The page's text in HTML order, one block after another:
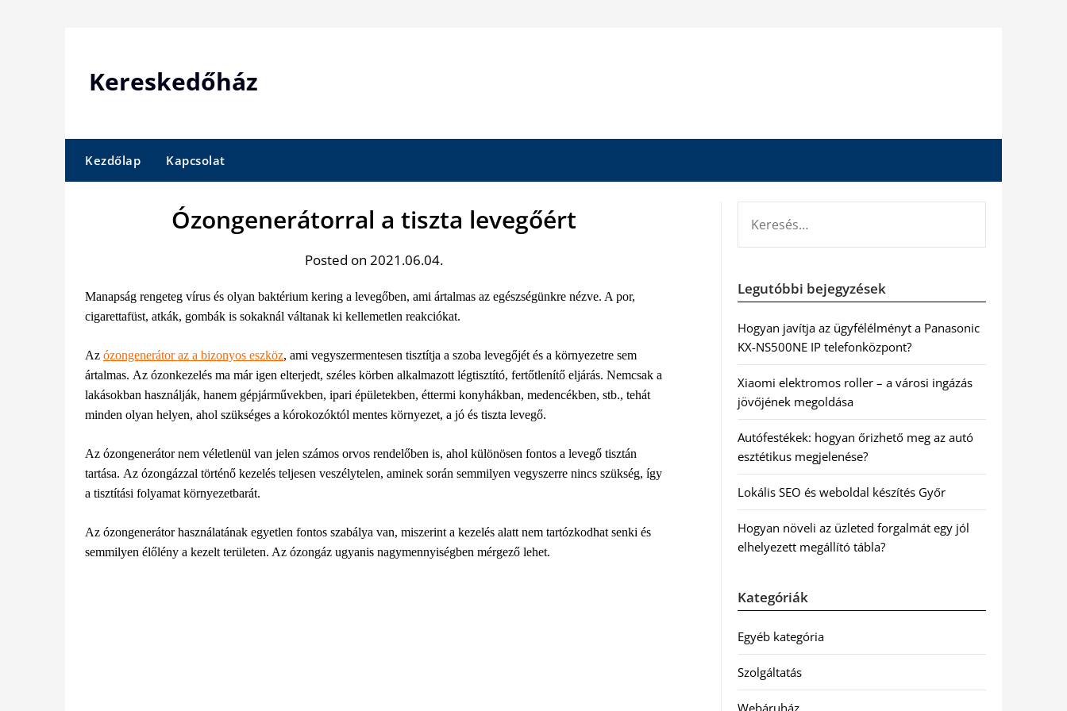
Kereskedőház
Kezdőlap Kapcsolat
Ózongenerátorral a tiszta levegőért
Posted on 2021.06.04.
Manapság rengeteg vírus és olyan baktérium kering a levegőben, ami ártalmas az egészségünkre nézve. A por,
cigarettafüst, atkák, gombák is sokaknál váltanak ki kellemetlen reakciókat.
Az ózongenerátor az a bizonyos eszköz, ami vegyszermentesen tisztítja a szoba levegőjét és a környezetre sem
ártalmas. Az ózonkezelés ma már igen elterjedt, széles körben alkalmazott légtisztító, fertőtlenítő eljárás. Nemcsak a
lakásokban használják, hanem gépjárművekben, ipari épületekben, éttermi konyhákban, medencékben, stb., tehát
minden olyan helyen, ahol szükséges a kórokozóktól mentes környezet, a jó és tiszta levegő.
Az ózongenerátor nem véletlenül van jelen számos orvos rendelőben is, ahol különösen fontos a levegő tisztán
tartása. Az ózongázzal történő kezelés teljesen veszélytelen, aminek során semmilyen vegyszerre nincs szükség, így
a tisztítási folyamat környezetbarát.
Az ózongenerátor használatának egyetlen fontos szabálya van, miszerint a kezelés alatt nem tartózkodhat senki és
semmilyen élőlény a kezelt területen. Az ózongáz ugyanis nagymennyiségben mérgező lehet.
Legutóbbi bejegyzések
Hogyan javítja az ügyfélélményt a Panasonic
KX-NS500NE IP telefonközpont?
Xiaomi elektromos roller – a városi ingázás
jövőjének megoldása
Autófestékek: hogyan őrizhető meg az autó
esztétikus megjelenése?
Lokális SEO és weboldal készítés Győr
Hogyan növeli az üzleted forgalmát egy jól
elhelyezett megállító tábla?
Kategóriák
Egyéb kategória
Szolgáltatás
Webáruház